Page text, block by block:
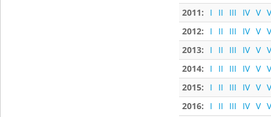
2011:
I II III IV V
2012:
I II III IV V
2013:
I II III IV V
2014:
I II III IV V
2015:
I II III IV V
2016:
I II III IV V